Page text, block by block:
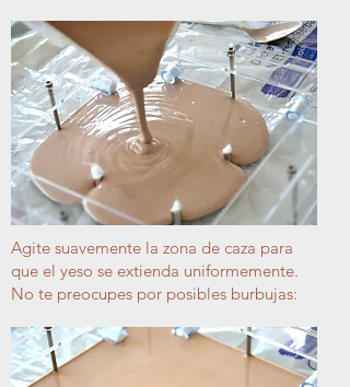
Agite suavemente la zona de caza para
que el yeso se extienda uniformemente.
No te preocupes por posibles burbujas: